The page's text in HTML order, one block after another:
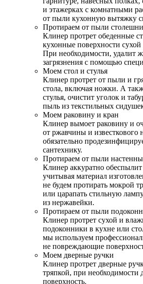
и этажерках с комнатными
от пыли кухонную вытяжку
Протираем от пыли
Клинер протрет обеденные
кухонные поверхности
При необходимости, удалит
загрязнения с помощью
Моем стол и стулья
Клинер протрет от пыли и
стола, включая ножки. А
стулья, очистит уголок и
пыль из текстильных
Моем раковину и кран
Клинер вымоет раковину и
от ржавчины и известкового
обязательно
сантехнику.
Протираем от пыли
Клинер аккуратно
учитывая материал
не будем протирать мокрой
или царапать стильную
из нержавейки.
Протираем от пыли
Клинер протрет сухой и
подоконники в кухне или
мы используем
не повреждающие
Моем дверные ручки
Клинер протрет дверные
тряпкой, при необходимости
поверхность.